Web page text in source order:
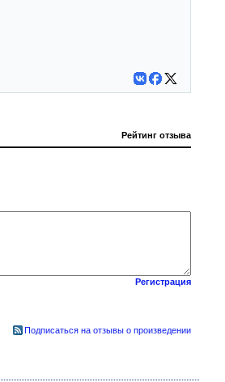
Рейтинг отзыва
Регистрация
Подписаться на отзывы о произведении